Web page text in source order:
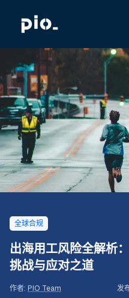
全球合规
出海用工风险全解析
挑战与应对之道
作者: PIO Team 发